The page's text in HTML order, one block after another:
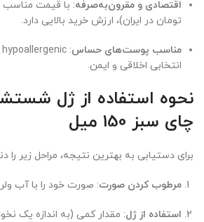
اقتصادی و مقرون‌به‌صرفه
تومان در ایران)، ارزش خرید بالایی دارد.
مناسب پوست‌های حساس
انتخابی اخلاقی و ایمن.
نحوه استفاده از ژل
چای سبز 150 میل
برای دستیابی به بهترین نتیجه، مراحل زیر را
مرطوب کردن صورت: صورت خود را با آب
استفاده از ژل: مقدار کمی (به اندازه یک